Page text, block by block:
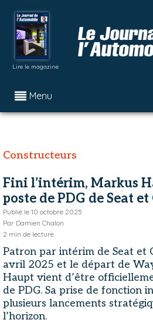
Lire le magazine
Menu
Constructeurs
Fini l’intérim, Markus
poste de PDG de Seat et
Publié le 10 octobre 2025
Par Damien Chalon
2 min de lecture
Patron par intérim de Seat et
avril 2025 et le départ de
Haupt vient d’être
de PDG. Sa prise de fonction
plusieurs lancements
l’horizon.